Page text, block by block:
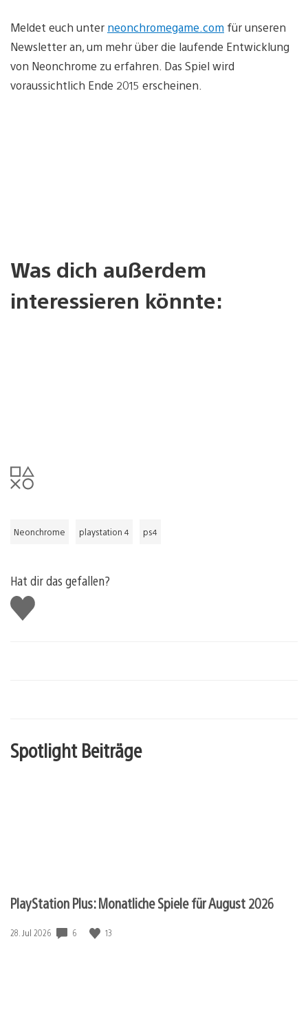
Meldet euch unter neonchromegame.com für unseren
Newsletter an, um mehr über die laufende Entwicklung
von Neonchrome zu erfahren. Das Spiel wird
voraussichtlich Ende 2015 erscheinen.
Was dich außerdem
interessieren könnte:
Neonchrome playstation 4 ps4
Hat dir das gefallen?
Gefällt
mir
Spotlight Beiträge
PlayStation Plus: Monatliche Spiele für August 2026
Veröffentlichungsdatum:
28. Jul 2026 6 13